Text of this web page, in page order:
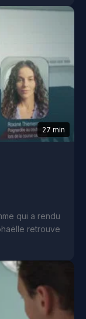
27 min
qui a rendu
retrouve